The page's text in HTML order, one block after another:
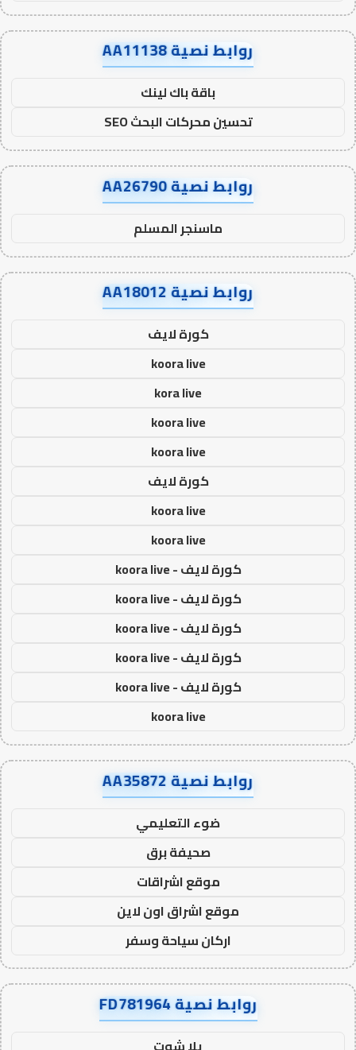
روابط نصية AA11138
باقة باك لينك
تحسين محركات البحث SEO
روابط نصية AA26790
ماسنجر المسلم
روابط نصية AA18012
كورة لايف
koora live
kora live
koora live
koora live
كورة لايف
koora live
koora live
كورة لايف - koora live
كورة لايف - koora live
كورة لايف - koora live
كورة لايف - koora live
كورة لايف - koora live
koora live
روابط نصية AA35872
ضوء التعليمي
صحيفة برق
موقع اشراقات
موقع اشراق اون لاين
اركان سياحة وسفر
روابط نصية FD781964